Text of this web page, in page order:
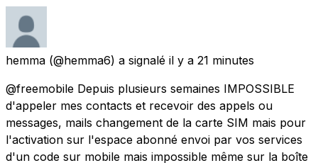
hemma (@hemma6) a signalé il y a 21 minutes
@freemobile Depuis plusieurs semaines IMPOSSIBLE
d'appeler mes contacts et recevoir des appels ou
messages, mails changement de la carte SIM mais pour
l'activation sur l'espace abonné envoi par vos services
d'un code sur mobile mais impossible même sur la boîte